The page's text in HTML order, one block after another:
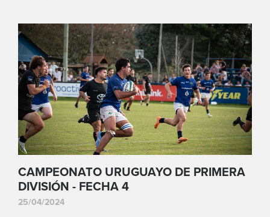
CAMPEONATO URUGUAYO DE PRIMERA
DIVISIÓN - FECHA 4
25/04/2024